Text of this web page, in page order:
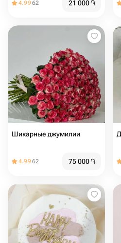
4.9962 21 000֏
Шикарные джумилии
4.9962 75 000֏